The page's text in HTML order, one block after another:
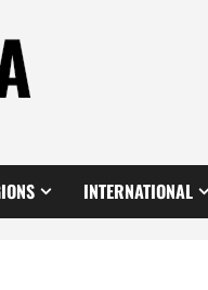
INTERNATIONAL